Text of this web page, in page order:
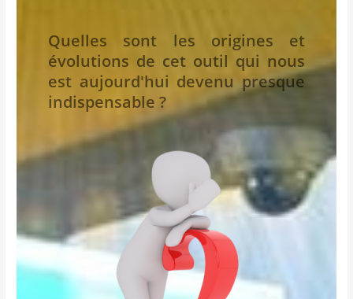
Quelles sont les origines et
évolutions de cet outil qui nous
est aujourd'hui devenu presque
indispensable ?